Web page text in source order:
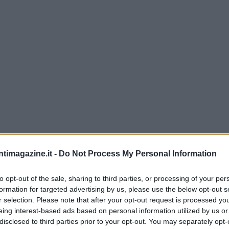
- Do Not Process My Personal Information
opt-out of the sale, sharing to third parties, or processing of your
for targeted advertising by us, please use the below opt-out
selection. Please note that after your opt-out request is processed
interest-based ads based on personal information utilized by us
to third parties prior to your opt-out. You may separately
(e lo stesso algoritmo di crittografia SHA-256). La
del protocollo Tether che si chiama Omni Layer.
source.